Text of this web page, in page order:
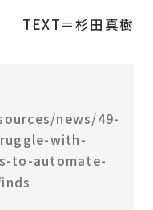
TEXT＝杉田真樹
news/49-
with-
to-automate-